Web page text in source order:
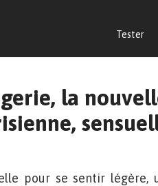
Tester
la
pour se sentir légère,